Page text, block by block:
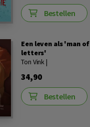
Bestellen
Een leven als 'man of
letters'
Ton Vink |
34,90
Bestellen